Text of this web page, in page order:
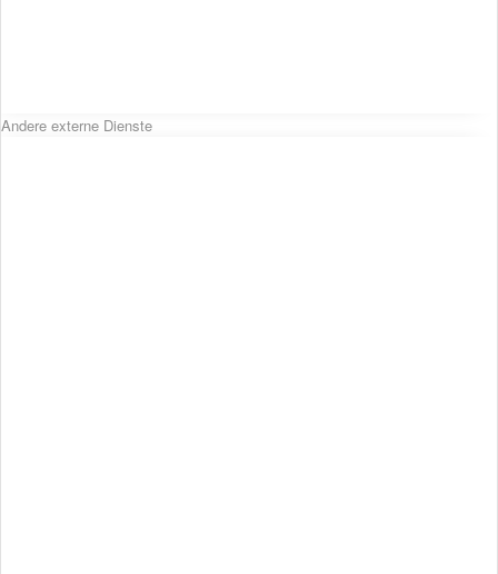
Andere externe Dienste